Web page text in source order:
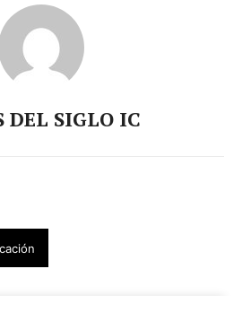
DEL SIGLO IC